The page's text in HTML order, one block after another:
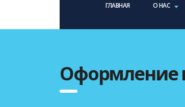
ГЛАВНАЯ О НАС
Оформление